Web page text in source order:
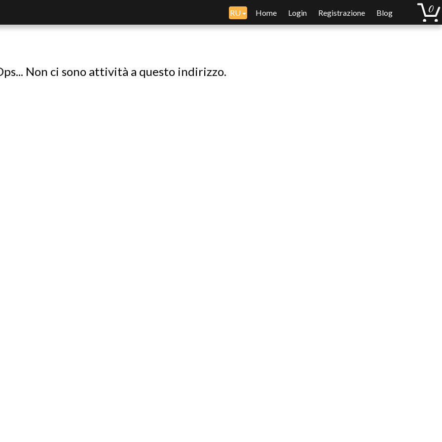
RU Home Login Registrazione Blog
Non ci sono attività a questo indirizzo.